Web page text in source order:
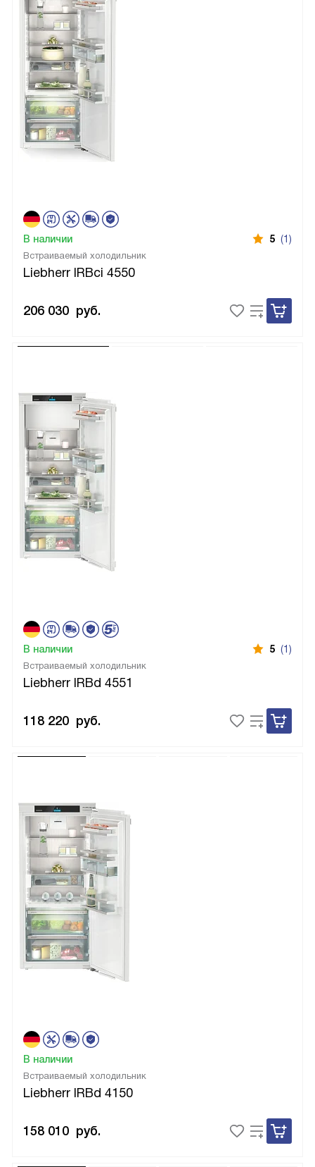
Встраиваемый холодильник
Liebherr IRBci 4550
В наличии 5 (1)
206 030 руб.
Встраиваемый холодильник
Liebherr IRBd 4551
В наличии 5 (1)
118 220 руб.
Встраиваемый холодильник
Liebherr IRBd 4150
В наличии
158 010 руб.